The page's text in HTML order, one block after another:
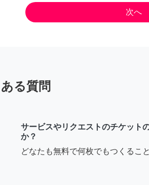
る質問
サービスやリクエストのチケット
か？
どなたも無料で何枚でもつくるこ